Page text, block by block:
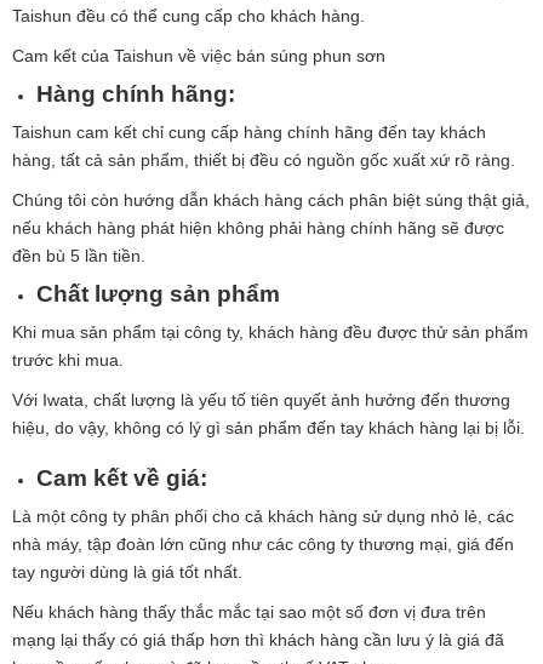
Taishun đều có thể cung cấp cho khách hàng.
Cam kết của Taishun về việc bán súng phun sơn
Hàng chính hãng:
Taishun cam kết chỉ cung cấp hàng chính hãng đến tay khách
hàng, tất cả sản phẩm, thiết bị đều có nguồn gốc xuất xứ rõ ràng.
Chúng tôi còn hướng dẫn khách hàng cách phân biệt súng thật giả,
nếu khách hàng phát hiện không phải hàng chính hãng sẽ được
đền bù 5 lần tiền.
Chất lượng sản phẩm
Khi mua sản phẩm tại công ty, khách hàng đều được thử sản phẩm
trước khi mua.
Với Iwata, chất lượng là yếu tố tiên quyết ảnh hưởng đến thương
hiệu, do vậy, không có lý gì sản phẩm đến tay khách hàng lại bị lỗi.
Cam kết về giá:
Là một công ty phân phối cho cả khách hàng sử dụng nhỏ lẻ, các
nhà máy, tập đoàn lớn cũng như các công ty thương mại, giá đến
tay người dùng là giá tốt nhất.
Nếu khách hàng thấy thắc mắc tại sao một số đơn vị đưa trên
mạng lại thấy có giá thấp hơn thì khách hàng cần lưu ý là giá đã